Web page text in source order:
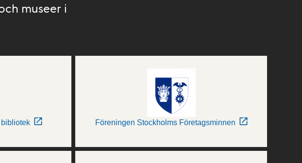
museer i
Föreningen Stockholms Företagsminnen